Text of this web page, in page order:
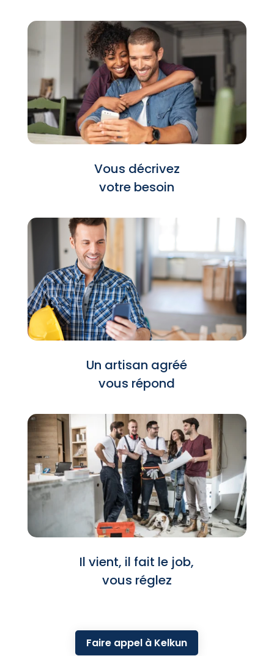
Vous décrivez
votre besoin
Un artisan agréé
vous répond
Il vient, il fait le job,
vous réglez
Faire appel à Kelkun